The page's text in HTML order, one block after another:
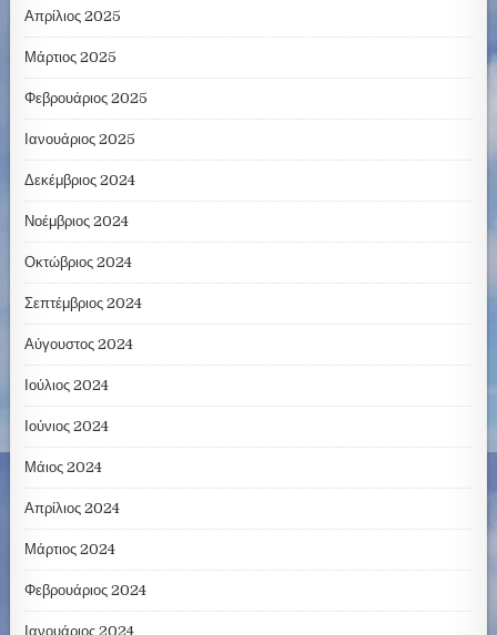
Απρίλιος 2025
Μάρτιος 2025
Φεβρουάριος 2025
Ιανουάριος 2025
Δεκέμβριος 2024
Νοέμβριος 2024
Οκτώβριος 2024
Σεπτέμβριος 2024
Αύγουστος 2024
Ιούλιος 2024
Ιούνιος 2024
Μάιος 2024
Απρίλιος 2024
Μάρτιος 2024
Φεβρουάριος 2024
Ιανουάριος 2024